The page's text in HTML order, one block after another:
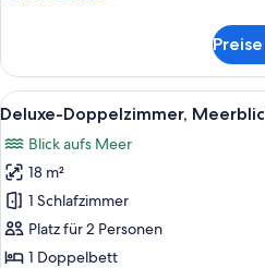
anzeigen
Room
with
Internal
Alle
Fotos
für
Deluxe-
Doppelzimmer,
Meerblick
anzeigen
3
Deluxe-Doppelzimmer,
Blick aufs Meer
18 m²
1 Schlafzimmer
Platz für 2 Personen
1 Doppelbett